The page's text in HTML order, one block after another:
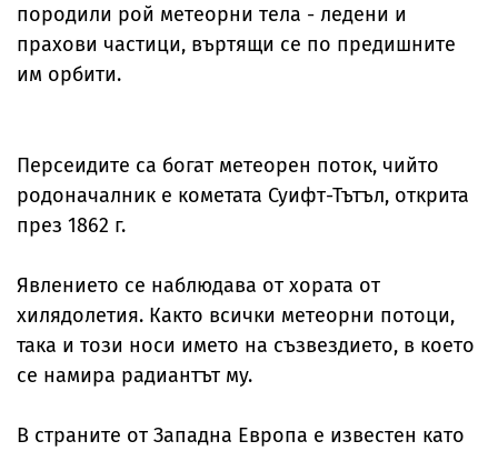
породили рой метеорни тела - ледени и
прахови частици, въртящи се по предишните
им орбити.
Персеидите са богат метеорен поток, чийто
родоначалник е кометата Суифт-Тътъл, открита
през 1862 г.
Явлението се наблюдава от хората от
хилядолетия. Както всички метеорни потоци,
така и този носи името на съзвездието, в което
се намира радиантът му.
В страните от Западна Европа е известен като